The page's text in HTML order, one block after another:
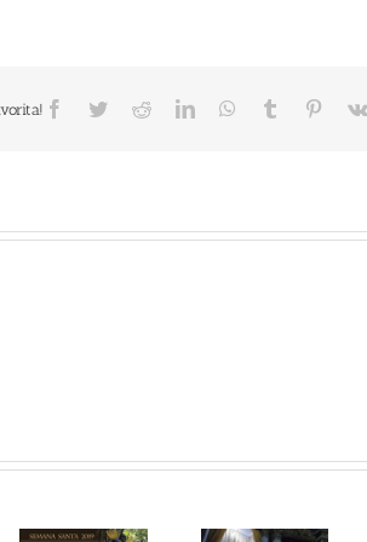
Facebook
TwitterRedditLinkedInWhatsApp
Tumblr
INICIA